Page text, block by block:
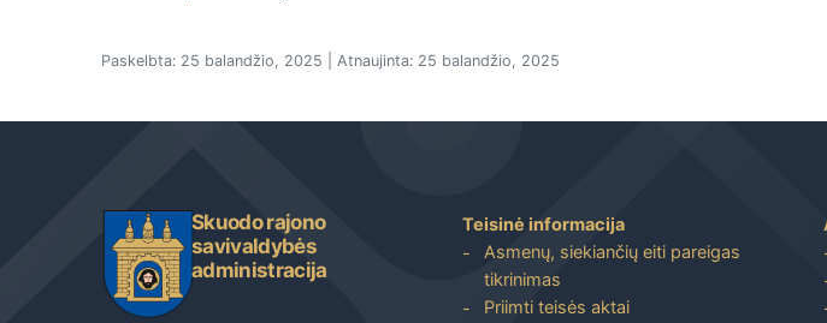
Paskelbta: 25 balandžio, 2025 | Atnaujinta: 25 balandžio, 2025
Skuodo rajono
savivaldybės
administracija
Teisinė informacija
Asmenų, siekiančių eiti pareigas
tikrinimas
Priimti teisės aktai